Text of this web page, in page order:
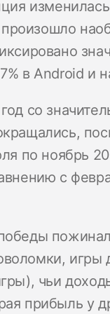
в Android и
со
по ноябрь
с
игры
чьи
прибыль у